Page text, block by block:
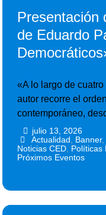
Presentación
de Eduardo
«A lo largo de
autor recorre el
contemporáneo,
julio 13, 2026
Actualidad Banner,
Noticias CED Políticas
Próximos Eventos